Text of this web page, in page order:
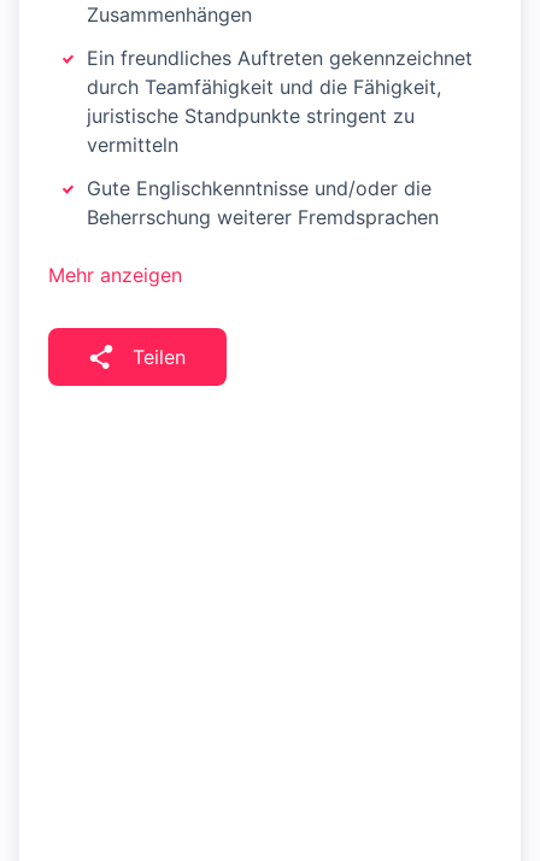
Zusammenhängen
Ein freundliches Auftreten gekennzeichnet
durch Teamfähigkeit und die Fähigkeit,
juristische Standpunkte stringent zu
vermitteln
Gute Englischkenntnisse und/oder die
Beherrschung weiterer Fremdsprachen
Mehr anzeigen
Teilen